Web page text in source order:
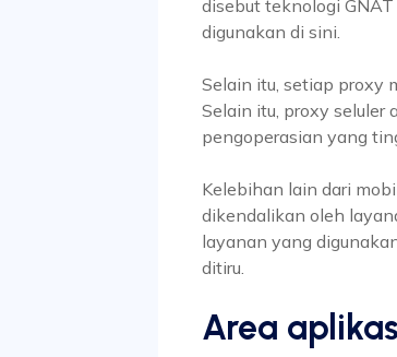
disebut teknologi
digunakan di sini.
Selain itu, setiap proxy
Selain itu, proxy seluler
pengoperasian yang
Kelebihan lain dari
dikendalikan oleh
layanan yang
ditiru.
Area